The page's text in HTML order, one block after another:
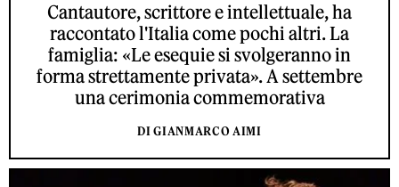
Cantautore, scrittore e intellettuale, ha
raccontato l'Italia come pochi altri. La
famiglia: «Le esequie si svolgeranno in
forma strettamente privata». A settembre
una cerimonia commemorativa
DI GIANMARCO AIMI